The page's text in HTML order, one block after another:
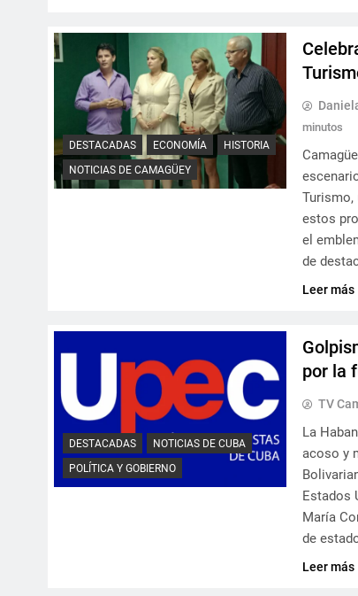
DESTACADAS ECONOMÍA
HISTORIA
NOTICIAS DE CAMAGÜEY
minutos
Turismo,
estos
el
de
Leer más
DESTACADAS
NOTICIAS DE CUBA
POLÍTICA Y GOBIERNO
por la
TV
La
acoso y
Estados
María
de
Leer más